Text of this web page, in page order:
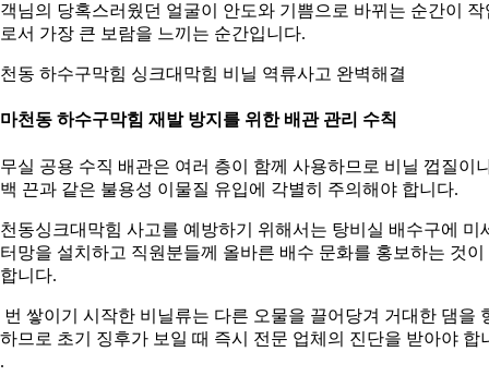
님의 당혹스러웠던 얼굴이 안도와 기쁨으로 바뀌는 순간이 작
서 가장 큰 보람을 느끼는 순간입니다.
동 하수구막힘 싱크대막힘 비닐 역류사고 완벽해결
천동 하수구막힘 재발 방지를 위한 배관 관리 수칙
실 공용 수직 배관은 여러 층이 함께 사용하므로 비닐 껍질이
끈과 같은 불용성 이물질 유입에 각별히 주의해야 합니다.
동싱크대막힘 사고를 예방하기 위해서는 탕비실 배수구에 미
망을 설치하고 직원분들께 올바른 배수 문화를 홍보하는 것이
니다.
번 쌓이기 시작한 비닐류는 다른 오물을 끌어당겨 거대한 댐을
므로 초기 징후가 보일 때 즉시 전문 업체의 진단을 받아야 합